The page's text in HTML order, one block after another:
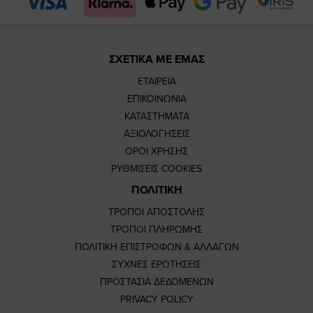
ΣΧΕΤΙΚΑ ΜΕ ΕΜΑΣ
ΕΤΑΙΡΕΙΑ
ΕΠΙΚΟΙΝΩΝΙΑ
ΚΑΤΑΣΤΗΜΑΤΑ
ΑΞΙΟΛΟΓΗΣΕΙΣ
ΟΡΟΙ ΧΡΗΣΗΣ
ΡΥΘΜΙΣΕΙΣ COOKIES
ΠΟΛΙΤΙΚΗ
ΤΡΟΠΟΙ ΑΠΟΣΤΟΛΗΣ
ΤΡΟΠΟΙ ΠΛΗΡΩΜΗΣ
ΠΟΛΙΤΙΚΗ ΕΠΙΣΤΡΟΦΩΝ & ΑΛΛΑΓΩΝ
ΣΥΧΝΕΣ ΕΡΩΤΗΣΕΙΣ
ΠΡΟΣΤΑΣΙΑ ΔΕΔΟΜΕΝΩΝ
PRIVACY POLICY